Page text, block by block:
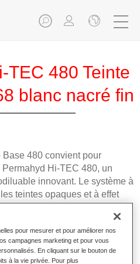
480 Teinte
blanc nacré fin
480 convient pour
Hi-TEC 480, un
innovant. Le système à
teintes opaques et à effet
carrosserie de haute qualité
pour mesurer et pour améliorer nos
campagnes marketing et pour vous
En cliquant sur le bouton de
à la vie privée. Pour plus